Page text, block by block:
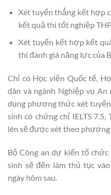
Xét tuyển thẳng kết hợp
kết quả thi tốt nghiệp
Xét tuyển kết hợp kết
thi đánh giá năng lực của
Chỉ có Học viện Quốc tế,
dân và ngành Nghiệp vụ
dụng phương thức xét
sinh có chứng chỉ IELTS
lên sẽ được xét theo
Bộ Công an dự kiến tổ
sinh sẽ đến làm thủ tục
ngày hôm sau.